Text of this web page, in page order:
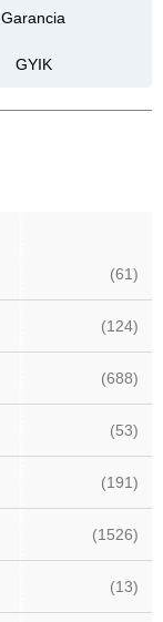
Garancia
GYIK
(61)
(124)
(688)
(53)
(191)
(1526)
(13)